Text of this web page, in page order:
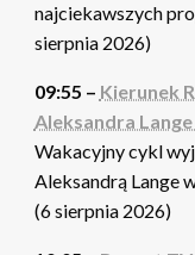
najciekawszych
sierpnia 2026)
09:55 – Kierunek
Aleksandra Lange
Wakacyjny cykl
Aleksandrą Lange
(6 sierpnia 2026)